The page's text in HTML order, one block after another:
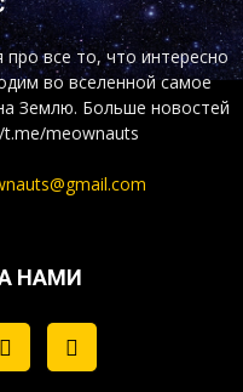
про все то, что интересно
во вселенной самое
Землю. Больше новостей
meownauts
НАМИ